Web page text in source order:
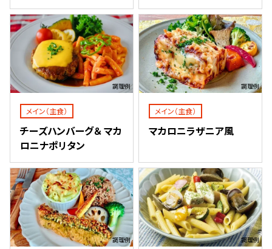
調理例
メイン（主食）
チーズハンバーグ＆ マカ
ロニナポリタン
調理例
メイン（主食）
マカロニラザニア風
調理例 調理例